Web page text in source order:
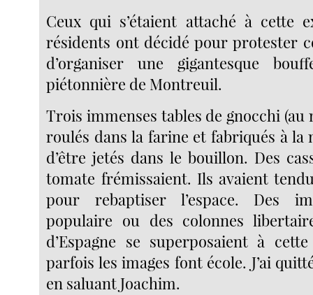
Ceux qui s’étaient attaché à cette
résidents ont décidé pour protester
d’organiser une gigantesque
piétonnière de Montreuil.
Trois immenses tables de gnocchi
roulés dans la farine et fabriqués à la
d’être jetés dans le bouillon. Des
tomate frémissaient. Ils avaient
pour rebaptiser l’espace. Des
populaire ou des colonnes
d’Espagne se superposaient à
parfois les images font école. J’ai
en saluant Joachim.